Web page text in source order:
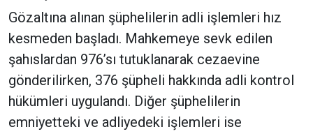
Gözaltına alınan şüphelilerin adli işlemleri hız
kesmeden başladı. Mahkemeye sevk edilen
şahıslardan 976’sı tutuklanarak cezaevine
gönderilirken, 376 şüpheli hakkında adli kontrol
hükümleri uygulandı. Diğer şüphelilerin
emniyetteki ve adliyedeki işlemleri ise